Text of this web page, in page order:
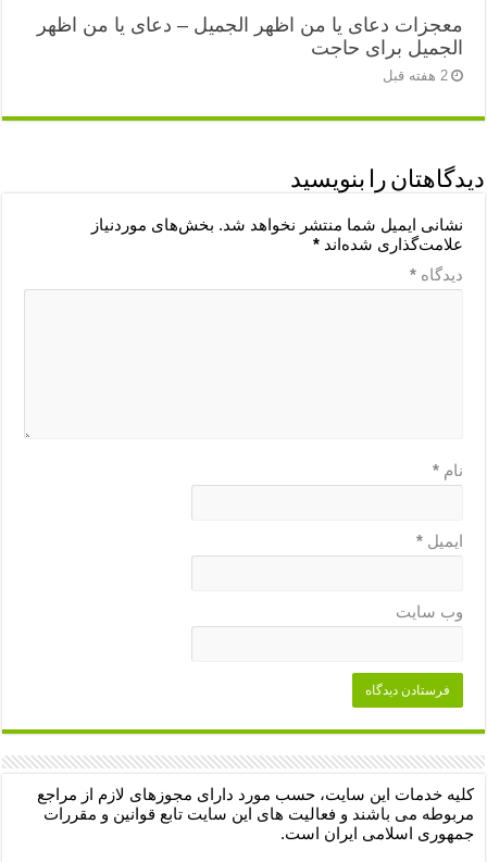
معجزات دعای یا من اظهر الجمیل – دعای یا من اظهر
الجمیل برای حاجت
2 هفته قبل
دیدگاهتان را بنویسید
نشانی ایمیل شما منتشر نخواهد شد. بخش‌های موردنیاز
علامت‌گذاری شده‌اند*
دیدگاه*
نام*
ایمیل*
وب‌ سایت
کلیه خدمات این سایت، حسب مورد دارای مجوزهای لازم از مراجع
مربوطه می باشند و فعالیت های این سایت تابع قوانین و مقررات
جمهوری اسلامی ایران است.